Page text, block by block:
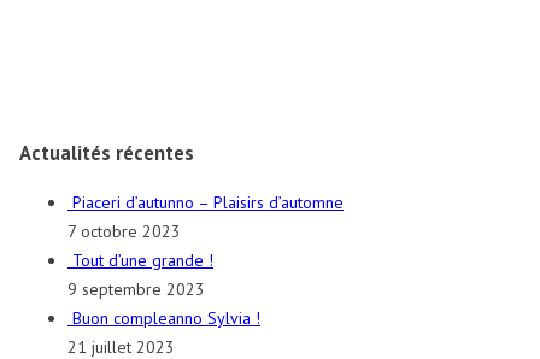
Actualités récentes
Piaceri d’autunno – Plaisirs d’automne
7 octobre 2023
Tout d’une grande !
9 septembre 2023
Buon compleanno Sylvia !
21 juillet 2023